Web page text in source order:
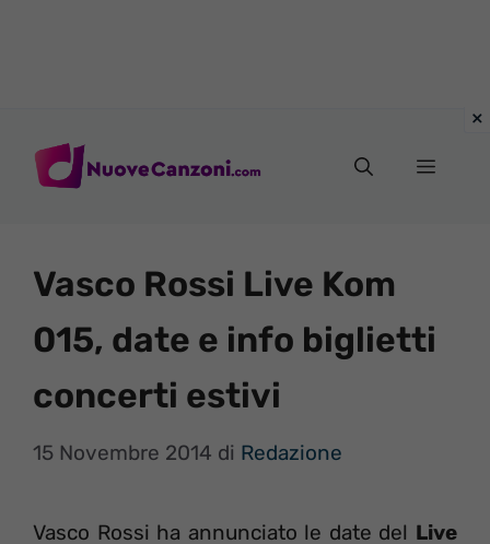
Menu
Vasco Rossi Live Kom
015, date e info biglietti
concerti estivi
15 Novembre 2014 di Redazione
Vasco Rossi ha annunciato le date del Live